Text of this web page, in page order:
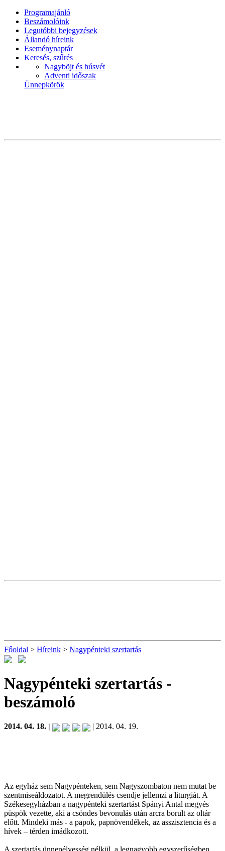
Programajánló
Beszámolóink
Legutóbbi bejegyzések
Állandó híreink
Eseménynaptár
Keresés, szűrés
Nagyböjt és húsvét
Adventi időszak
Ünnepkörök
Főoldal > Híreink > Nagypénteki szertartás
Nagypénteki szertartás -
beszámoló
2014. 04. 18. | | 2014. 04. 19.
Az egyház sem Nagypénteken, sem Nagyszombaton nem mutat be
szentmiseáldozatot. A megrendülés csendje jellemzi a liturgiát. A
Székesegyházban a nagypénteki szertartást Spányi Antal megyés
püspök vezette, aki a csöndes bevonulás után arcra borult az oltár
előtt. Mindeki más - a papok, papnövendékek, az asszisztencia és a
hívek – térden imádkozott.
A szertartás ünnepélyesség nélkül, a legnagyobb egyszerűségben